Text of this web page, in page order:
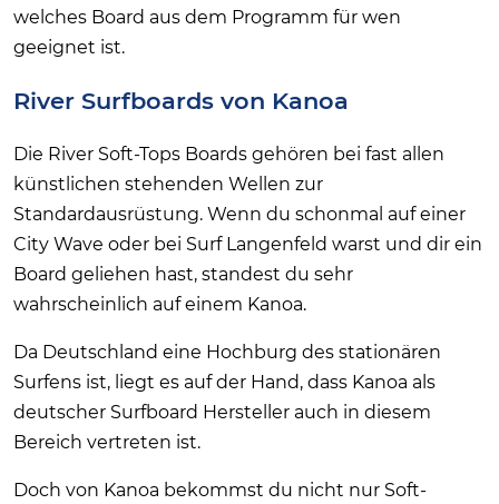
welches Board aus dem Programm für wen
geeignet ist.
River Surfboards von Kanoa
Die River Soft-Tops Boards gehören bei fast allen
künstlichen stehenden Wellen zur
Standardausrüstung. Wenn du schonmal auf einer
City Wave oder bei Surf Langenfeld warst und dir ein
Board geliehen hast, standest du sehr
wahrscheinlich auf einem Kanoa.
Da Deutschland eine Hochburg des stationären
Surfens ist, liegt es auf der Hand, dass Kanoa als
deutscher Surfboard Hersteller auch in diesem
Bereich vertreten ist.
Doch von Kanoa bekommst du nicht nur Soft-